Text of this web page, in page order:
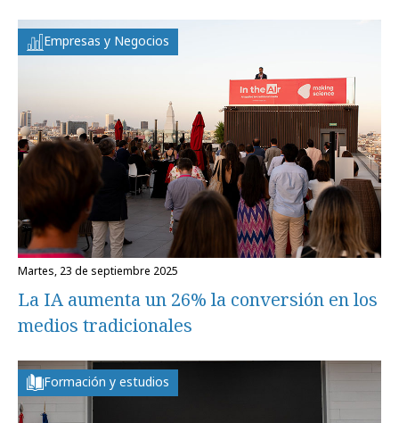
Empresas y Negocios
martes, 23 de septiembre 2025
La IA aumenta un 26% la conversión en los
medios tradicionales
Formación y estudios